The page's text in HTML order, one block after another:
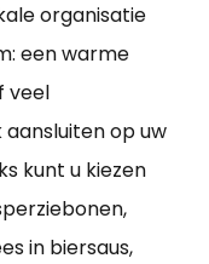
organisatie
een warme
veel
op uw
kunt u kiezen
in biersaus,